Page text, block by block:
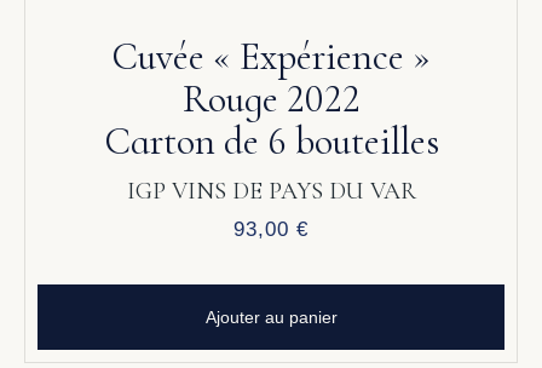
Cuvée « Expérience »
Rouge 2022
Carton de 6 bouteilles
IGP VINS DE PAYS DU VAR
93,00 €
Ajouter au panier